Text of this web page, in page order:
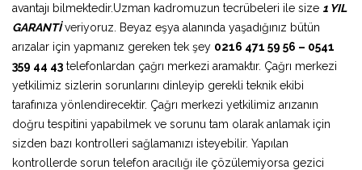
avantajı bilmektedir.Uzman kadromuzun tecrübeleri ile size 1 YIL
GARANTİveriyoruz. Beyaz eşya alanında yaşadığınız bütün
arızalar için yapmanız gereken tek şey 0216 471 59 56 – 0541
359 44 43 telefonlardan çağrı merkezi aramaktır. Çağrı merkezi
yetkilimiz sizlerin sorunlarını dinleyip gerekli teknik ekibi
tarafınıza yönlendirecektir. Çağrı merkezi yetkilimiz arızanın
doğru tespitini yapabilmek ve sorunu tam olarak anlamak için
sizden bazı kontrolleri sağlamanızı isteyebilir. Yapılan
kontrollerde sorun telefon aracılığı ile çözülemiyorsa gezici